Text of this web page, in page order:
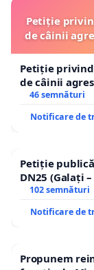
Petiție
de câinii
Petiție
de câinii
46 semnături
Notificare de
Petiție
DN25 (Galați
traseului în
102 semnături
Notificare de
Propunem